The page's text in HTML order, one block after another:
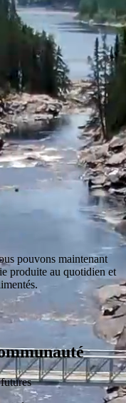
pouvons maintenant
produite au quotidien et